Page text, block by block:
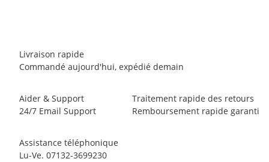
Livraison rapide
Commandé aujourd'hui, expédié demain
Aider & Support
24/7 Email Support
Traitement rapide des retours
Remboursement rapide garanti
Assistance téléphonique
Lu-Ve. 07132-3699230